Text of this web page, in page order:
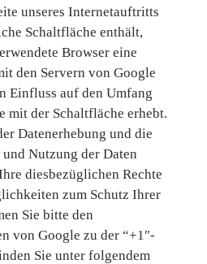
unseres Internetauftritts
Schaltfläche enthält,
Browser eine
den Servern von Google
Einfluss auf den Umfang
mit der Schaltfläche erhebt.
Datenerhebung und die
Nutzung der Daten
diesbezüglichen Rechte
zum Schutz Ihrer
Sie bitte den
von Google zu der “+1″-
Sie unter folgendem